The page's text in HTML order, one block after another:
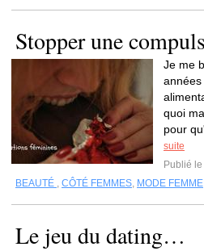
Stopper une
Je me
quoi
pour
suite
Publié
BEAUTÉ , CÔTÉ FEMMES, MODE FEMME
Le jeu du dating…